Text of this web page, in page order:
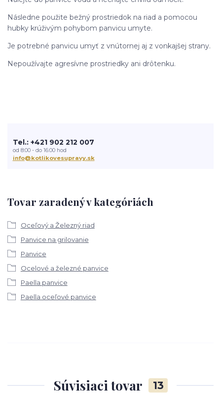
Následne použite bežný prostriedok na riad a pomocou
hubky krúživým pohybom panvicu umyte.
Je potrebné panvicu umyť z vnútornej aj z vonkajšej strany.
Nepoužívajte agresívne prostriedky ani drôtenku.
Tovar zaradený v kategóriách
Oceľový a Železný riad
Panvice na grilovanie
Panvice
Ocelové a železné panvice
Paella panvice
Paella oceľové panvice
Tel.: +421 902 212 007
od 8:00 - do 16:00 hod
info@kotlikovesupravy.sk
Súvisiaci tovar 13